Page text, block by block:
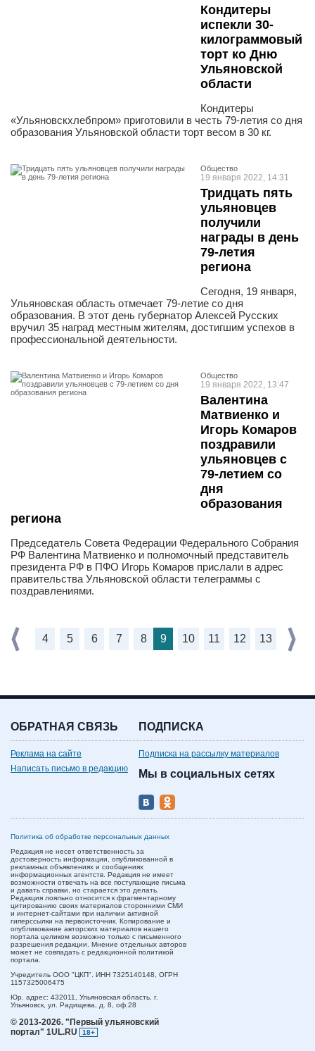
Кондитеры
испекли 30-
килограммовый
торт ко Дню
Ульяновской
области
Кондитеры
«Ульяновскхлебпром» приготовили в честь 79-летия со дня
образования Ульяновской области торт весом в 30 кг.
Общество
19 января 2022, 14:31
Тридцать пять
ульяновцев
получили
награды в день
79-летия
региона
Сегодня, 19 января,
Ульяновская область отмечает 79-летие со дня
образования. В этот день губернатор Алексей Русских
вручил 35 наград местным жителям, достигшим успехов в
профессиональной деятельности.
Общество
19 января 2022, 13:47
Валентина
Матвиенко и
Игорь Комаров
поздравили
ульяновцев с
79-летием со
дня
образования
региона
Председатель Совета Федерации Федерального Собрания
РФ Валентина Матвиенко и полномочный представитель
президента РФ в ПФО Игорь Комаров прислали в адрес
правительства Ульяновской области телеграммы с
поздравлениями.
4 5 6 7 8 9 10 11 12 13
ОБРАТНАЯ СВЯЗЬ
Реклама на сайте
Написать письмо в редакцию
ПОДПИСКА
Подписка на рассылку материалов
Мы в социальных сетях
Политика об обработке персональных данных
Редакция не несет ответственность за
достоверность информации, опубликованной в
рекламных объявлениях и сообщениях
информационных агентств. Редакция не имеет
возможности отвечать на все поступающие письма
и давать справки, но старается это делать.
Редакция лояльно относится к фрагментарному
цитированию своих материалов сторонними СМИ
и интернет-сайтами при наличии активной
гиперссылки на первоисточник. Копирование и
опубликование авторских материалов нашего
портала целиком возможно только с письменного
разрешения редакции. Мнение отдельных авторов
может не совпадать с редакционной политикой
портала.
Учредитель ООО "ЦКП". ИНН 7325140148, ОГРН
1157325006475
Юр. адрес: 432011, Ульяновская область, г.
Ульяновск, ул. Радищева, д. 8, оф.28
© 2013-2026. "Первый ульяновский
портал" 1UL.RU
18+